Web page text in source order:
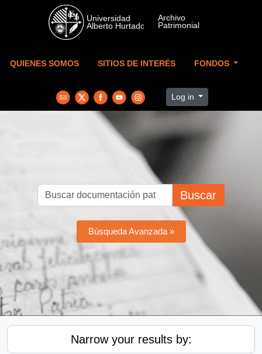
Skip to main content
QUIENES SOMOS SITIOS DE INTERÉS FONDOS
Log in
Buscar
Búsqueda Avanzada »
Narrow your results by: